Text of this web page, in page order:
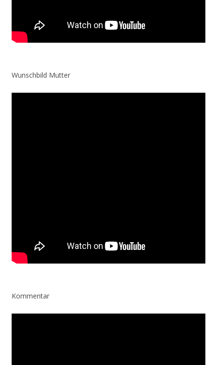
Wunschbild Mutter
Kommentar